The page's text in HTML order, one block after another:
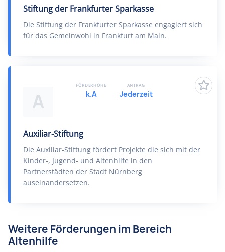
Stiftung der Frankfurter Sparkasse
Die Stiftung der Frankfurter Sparkasse engagiert sich
für das Gemeinwohl in Frankfurt am Main.
A
Auxiliar-Stiftung
Die Auxiliar-Stiftung fördert Projekte die sich mit der
Kinder-, Jugend- und Altenhilfe in den
Partnerstädten der Stadt Nürnberg
auseinandersetzen.
FÖRDERHÖHE
k.A
ANTRAG
Jederzeit
Weitere Förderungen im Bereich
Altenhilfe